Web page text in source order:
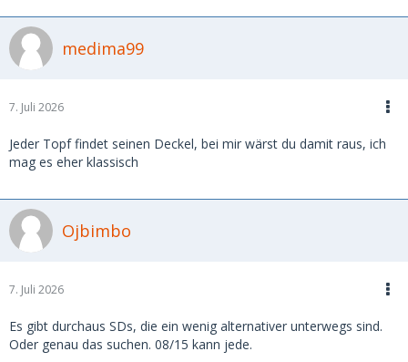
medima99
7. Juli 2026
Jeder Topf findet seinen Deckel, bei mir wärst du damit raus, ich
mag es eher klassisch
Ojbimbo
7. Juli 2026
Es gibt durchaus SDs, die ein wenig alternativer unterwegs sind.
Oder genau das suchen. 08/15 kann jede.